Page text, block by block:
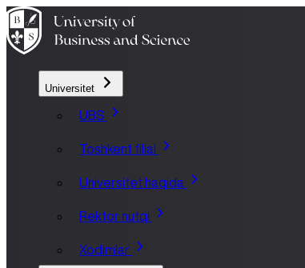
Universitet
UBS
Toshkent filial
Universitet haqida
Rektor nutqi
Xodimlar